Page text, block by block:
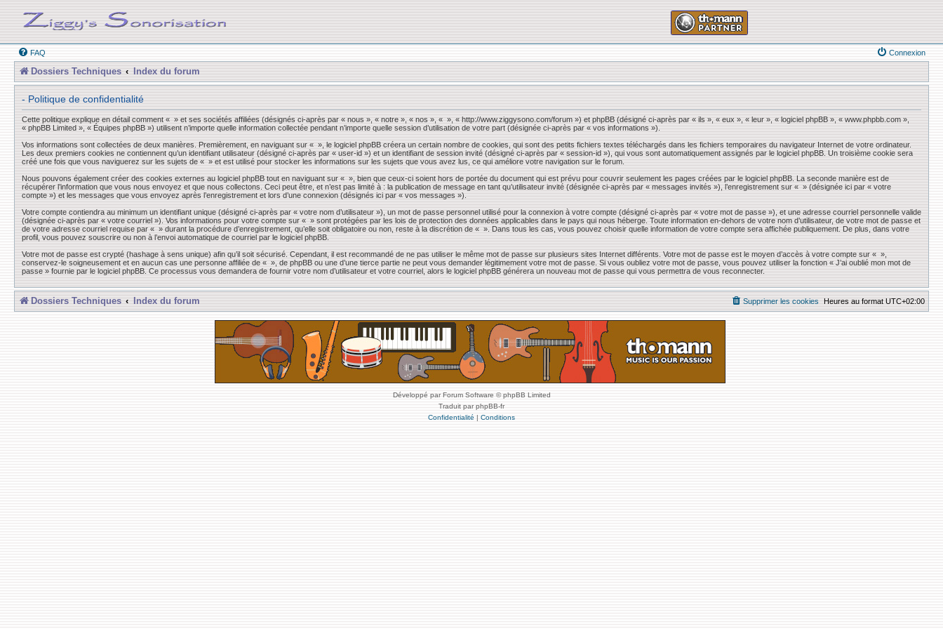
FAQ Connexion
Dossiers Techniques Index du forum
- Politique de confidentialité
Cette politique explique en détail comment « » et ses sociétés affiliées (désignés ci-après par « nous », « notre », « nos », « », « http://www.ziggysono.com/forum ») et phpBB (désigné ci-après par « ils », « eux », « leur », « logiciel phpBB », « www.phpbb.com »,
« phpBB Limited », « Équipes phpBB ») utilisent n’importe quelle information collectée pendant n’importe quelle session d’utilisation de votre part (désignée ci-après par « vos informations »).
Vos informations sont collectées de deux manières. Premièrement, en naviguant sur « », le logiciel phpBB créera un certain nombre de cookies, qui sont des petits fichiers textes téléchargés dans les fichiers temporaires du navigateur Internet de votre ordinateur.
Les deux premiers cookies ne contiennent qu’un identifiant utilisateur (désigné ci-après par « user-id ») et un identifiant de session invité (désigné ci-après par « session-id »), qui vous sont automatiquement assignés par le logiciel phpBB. Un troisième cookie sera
créé une fois que vous naviguerez sur les sujets de « » et est utilisé pour stocker les informations sur les sujets que vous avez lus, ce qui améliore votre navigation sur le forum.
Nous pouvons également créer des cookies externes au logiciel phpBB tout en naviguant sur « », bien que ceux-ci soient hors de portée du document qui est prévu pour couvrir seulement les pages créées par le logiciel phpBB. La seconde manière est de
récupérer l’information que vous nous envoyez et que nous collectons. Ceci peut être, et n’est pas limité à : la publication de message en tant qu’utilisateur invité (désignée ci-après par « messages invités »), l’enregistrement sur « » (désignée ici par « votre
compte ») et les messages que vous envoyez après l’enregistrement et lors d’une connexion (désignés ici par « vos messages »).
Votre compte contiendra au minimum un identifiant unique (désigné ci-après par « votre nom d’utilisateur »), un mot de passe personnel utilisé pour la connexion à votre compte (désigné ci-après par « votre mot de passe »), et une adresse courriel personnelle valide
(désignée ci-après par « votre courriel »). Vos informations pour votre compte sur « » sont protégées par les lois de protection des données applicables dans le pays qui nous héberge. Toute information en-dehors de votre nom d’utilisateur, de votre mot de passe et
de votre adresse courriel requise par « » durant la procédure d’enregistrement, qu’elle soit obligatoire ou non, reste à la discrétion de « ». Dans tous les cas, vous pouvez choisir quelle information de votre compte sera affichée publiquement. De plus, dans votre
profil, vous pouvez souscrire ou non à l’envoi automatique de courriel par le logiciel phpBB.
Votre mot de passe est crypté (hashage à sens unique) afin qu’il soit sécurisé. Cependant, il est recommandé de ne pas utiliser le même mot de passe sur plusieurs sites Internet différents. Votre mot de passe est le moyen d’accès à votre compte sur « »,
conservez-le soigneusement et en aucun cas une personne affiliée de « », de phpBB ou une d’une tierce partie ne peut vous demander légitimement votre mot de passe. Si vous oubliez votre mot de passe, vous pouvez utiliser la fonction « J’ai oublié mon mot de
passe » fournie par le logiciel phpBB. Ce processus vous demandera de fournir votre nom d’utilisateur et votre courriel, alors le logiciel phpBB générera un nouveau mot de passe qui vous permettra de vous reconnecter.
Dossiers Techniques Index du forum Heures au format UTC+02:00
Supprimer les cookies
Développé par Forum Software © phpBB Limited
Traduit par phpBB-fr
Confidentialité | Conditions